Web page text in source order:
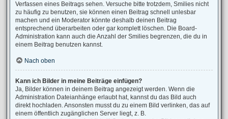
Verfassen eines Beitrags sehen. Versuche bitte trotzdem, Smilies nicht
zu häufig zu benutzen, sie können einen Beitrag schnell unlesbar
machen und ein Moderator könnte deshalb deinen Beitrag
entsprechend überarbeiten oder gar komplett löschen. Die Board-
Administration kann auch die Anzahl der Smilies begrenzen, die du in
einem Beitrag benutzen kannst.
Nach oben
Kann ich Bilder in meine Beiträge einfügen?
Ja, Bilder können in deinem Beitrag angezeigt werden. Wenn die
Administration Dateianhänge erlaubt hat, kannst du das Bild auch
direkt hochladen. Ansonsten musst du zu einem Bild verlinken, das auf
einem öffentlich zugänglichen Server liegt, z. B.